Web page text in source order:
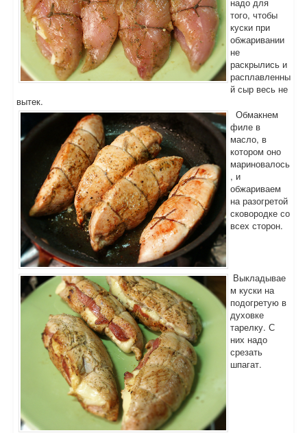
того, чтобы
куски при
обжаривании
не
раскрылись и
расплавленны
й сыр весь не
вытек.
Обмакнем
филе в
масло, в
котором оно
мариновалось
, и
обжариваем
на разогретой
сковородке со
всех сторон.
Выкладывае
м куски на
подогретую в
духовке
тарелку. С
них надо
срезать
шпагат.